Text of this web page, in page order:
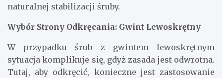
naturalnej stabilizacji śruby.
Wybór Strony Odkręcania: Gwint Lewoskrętny
W przypadku śrub z gwintem lewoskrętnym
sytuacja komplikuje się, gdyż zasada jest odwrotna.
Tutaj, aby odkręcić, konieczne jest zastosowanie